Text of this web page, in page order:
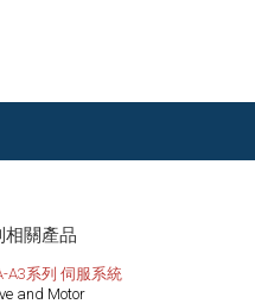
相關產品
and Motor